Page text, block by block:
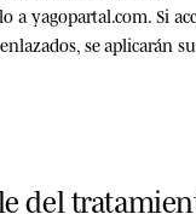
a yagopartal.com. Si
se aplicarán
del